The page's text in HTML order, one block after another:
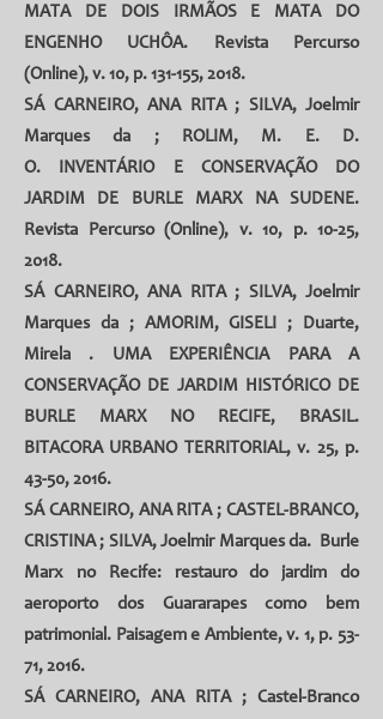
MATA DE DOIS IRMÃOS E MATA DO
ENGENHO UCHÔA. Revista Percurso
(Online), v. 10, p. 131-155, 2018.
SÁ CARNEIRO, ANA RITA; SILVA, Joelmir
Marques da ; ROLIM, M. E. D.
O. INVENTÁRIO E CONSERVAÇÃO DO
JARDIM DE BURLE MARX NA SUDENE.
Revista Percurso (Online), v. 10, p. 10-25,
2018.
SÁ CARNEIRO, ANA RITA; SILVA, Joelmir
Marques da ; AMORIM, GISELI ; Duarte,
Mirela . UMA EXPERIÊNCIA PARA A
CONSERVAÇÃO DE JARDIM HISTÓRICO DE
BURLE MARX NO RECIFE, BRASIL.
BITACORA URBANO TERRITORIAL, v. 25, p.
43-50, 2016.
SÁ CARNEIRO, ANA RITA;CASTEL-BRANCO,
CRISTINA; SILVA, Joelmir Marques da. Burle
Marx no Recife: restauro do jardim do
aeroporto dos Guararapes como bem
patrimonial. Paisagem e Ambiente, v. 1, p. 53-
71, 2016.
SÁ CARNEIRO, ANA RITA; Castel-Branco